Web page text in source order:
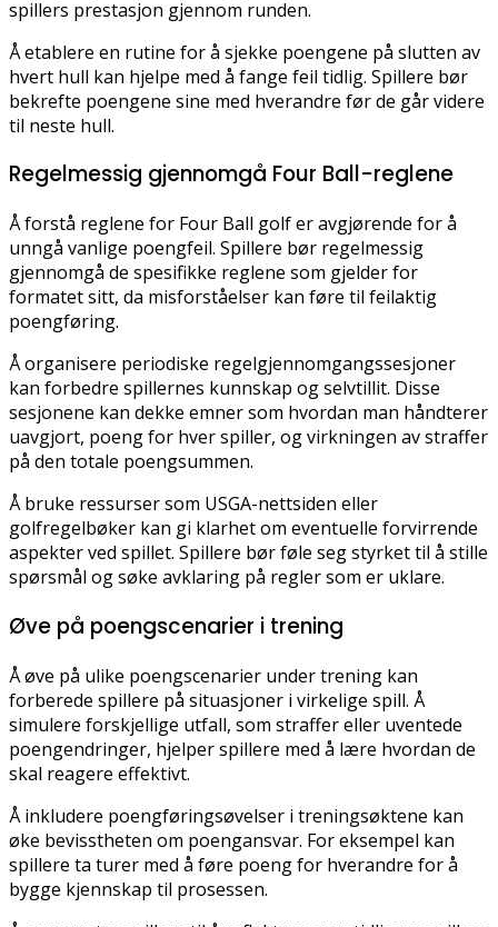
spillers prestasjon gjennom runden.
Å etablere en rutine for å sjekke poengene på slutten av
hvert hull kan hjelpe med å fange feil tidlig. Spillere bør
bekrefte poengene sine med hverandre før de går videre
til neste hull.
Regelmessig gjennomgå Four Ball-reglene
Å forstå reglene for Four Ball golf er avgjørende for å
unngå vanlige poengfeil. Spillere bør regelmessig
gjennomgå de spesifikke reglene som gjelder for
formatet sitt, da misforståelser kan føre til feilaktig
poengføring.
Å organisere periodiske regelgjennomgangssesjoner
kan forbedre spillernes kunnskap og selvtillit. Disse
sesjonene kan dekke emner som hvordan man håndterer
uavgjort, poeng for hver spiller, og virkningen av straffer
på den totale poengsummen.
Å bruke ressurser som USGA-nettsiden eller
golfregelbøker kan gi klarhet om eventuelle forvirrende
aspekter ved spillet. Spillere bør føle seg styrket til å stille
spørsmål og søke avklaring på regler som er uklare.
Øve på poengscenarier i trening
Å øve på ulike poengscenarier under trening kan
forberede spillere på situasjoner i virkelige spill. Å
simulere forskjellige utfall, som straffer eller uventede
poengendringer, hjelper spillere med å lære hvordan de
skal reagere effektivt.
Å inkludere poengføringsøvelser i treningsøktene kan
øke bevisstheten om poengansvar. For eksempel kan
spillere ta turer med å føre poeng for hverandre for å
bygge kjennskap til prosessen.